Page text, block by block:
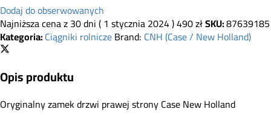
Dodaj do obserwowanych
Najniższa cena z 30 dni (1 stycznia 2024)490złSKU:87639185
Kategoria:Ciągniki rolniczeBrand: CNH (Case / New Holland)
Opis produktu
Oryginalny zamek drzwi prawej strony Case New Holland